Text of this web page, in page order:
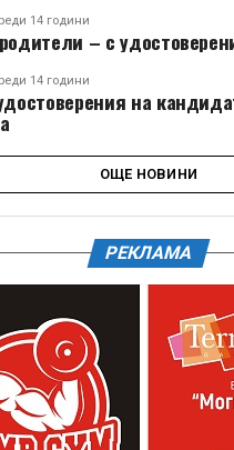
14 години
– с
14 години
на
ОЩЕ НОВИНИ
РЕКЛАМА